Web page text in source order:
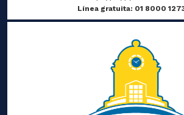
Línea gratuita: 01 8000